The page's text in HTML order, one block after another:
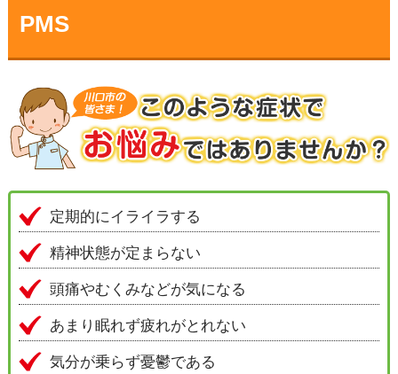
▼
▼
PMS
定期的にイライラする
精神状態が定まらない
頭痛やむくみなどが気になる
あまり眠れず疲れがとれない
気分が乗らず憂鬱である